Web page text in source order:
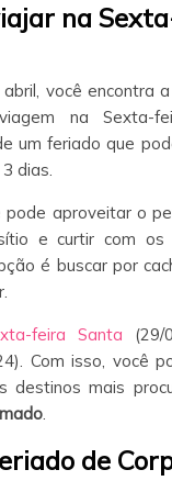
na
você encontra
na Sexta-
um feriado que
dias.
aproveitar o
e curtir com os
é buscar por
feira Santa (29/
Com isso, você
destinos mais
.
de